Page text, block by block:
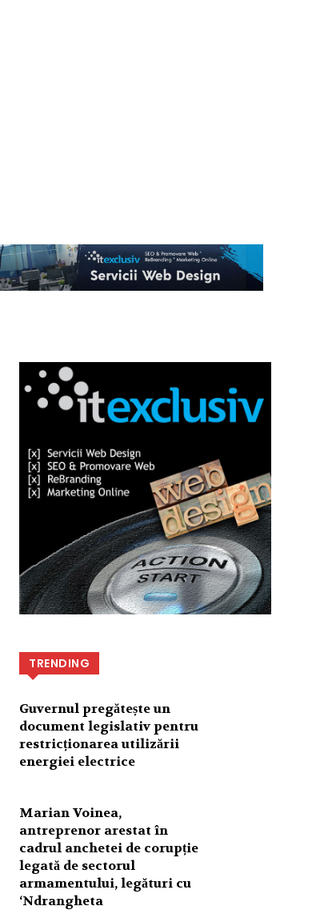
TRENDING
Guvernul pregătește un
document legislativ pentru
restricționarea utilizării
energiei electrice
Marian Voinea,
antreprenor arestat în
cadrul anchetei de corupție
legată de sectorul
armamentului, legături cu
‘Ndrangheta